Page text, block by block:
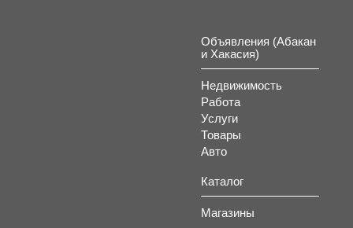
Объявления (Абакан
и Хакасия)
Недвижимость
Работа
Услуги
Товары
Авто
Каталог
Магазины